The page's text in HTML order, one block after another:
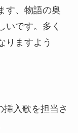
す、物語の奥
いです。多く
りますよう
入歌を担当さ